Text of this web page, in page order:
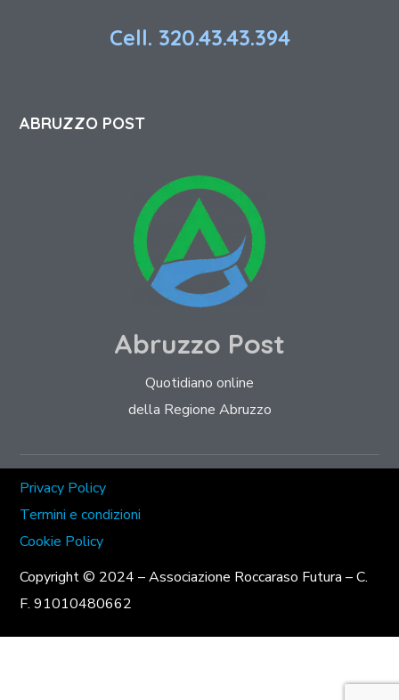
Cell. 320.43.43.394
ABRUZZO POST
Abruzzo Post
Quotidiano online
della Regione Abruzzo
Privacy Policy
Termini e condizioni
Cookie Policy
Copyright © 2024 – Associazione Roccaraso Futura – C.
F. 91010480662